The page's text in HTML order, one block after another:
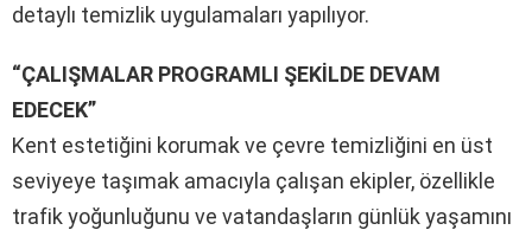
detaylı temizlik uygulamaları yapılıyor.
“ÇALIŞMALAR PROGRAMLI ŞEKİLDE DEVAM
EDECEK”
Kent estetiğini korumak ve çevre temizliğini en üst
seviyeye taşımak amacıyla çalışan ekipler, özellikle
trafik yoğunluğunu ve vatandaşların günlük yaşamını